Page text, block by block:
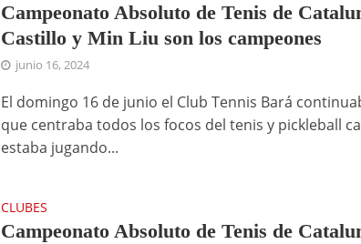
Campeonato Absoluto de Tenis de
Castillo y Min Liu son los campeones
junio 16, 2024
El domingo 16 de junio el Club Tennis Bará
que centraba todos los focos del tenis y pickleball
estaba jugando...
CLUBES
Campeonato Absoluto de Tenis de